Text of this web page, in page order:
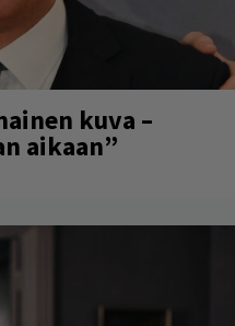
kuva –
aikaan”